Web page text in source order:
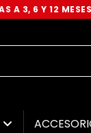
A 3, 6 Y 12 MESES